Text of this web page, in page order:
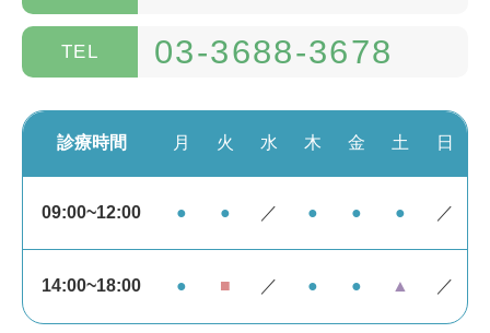
TEL 03-3688-3678
診療時間 月 火 水 木 金 土 日
09:00~12:00 ● ● ／ ● ● ● ／
14:00~18:00 ● ■ ／ ● ● ▲ ／